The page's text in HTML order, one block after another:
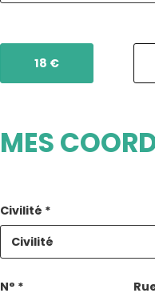
18 €
MES
Civilité *
N° *